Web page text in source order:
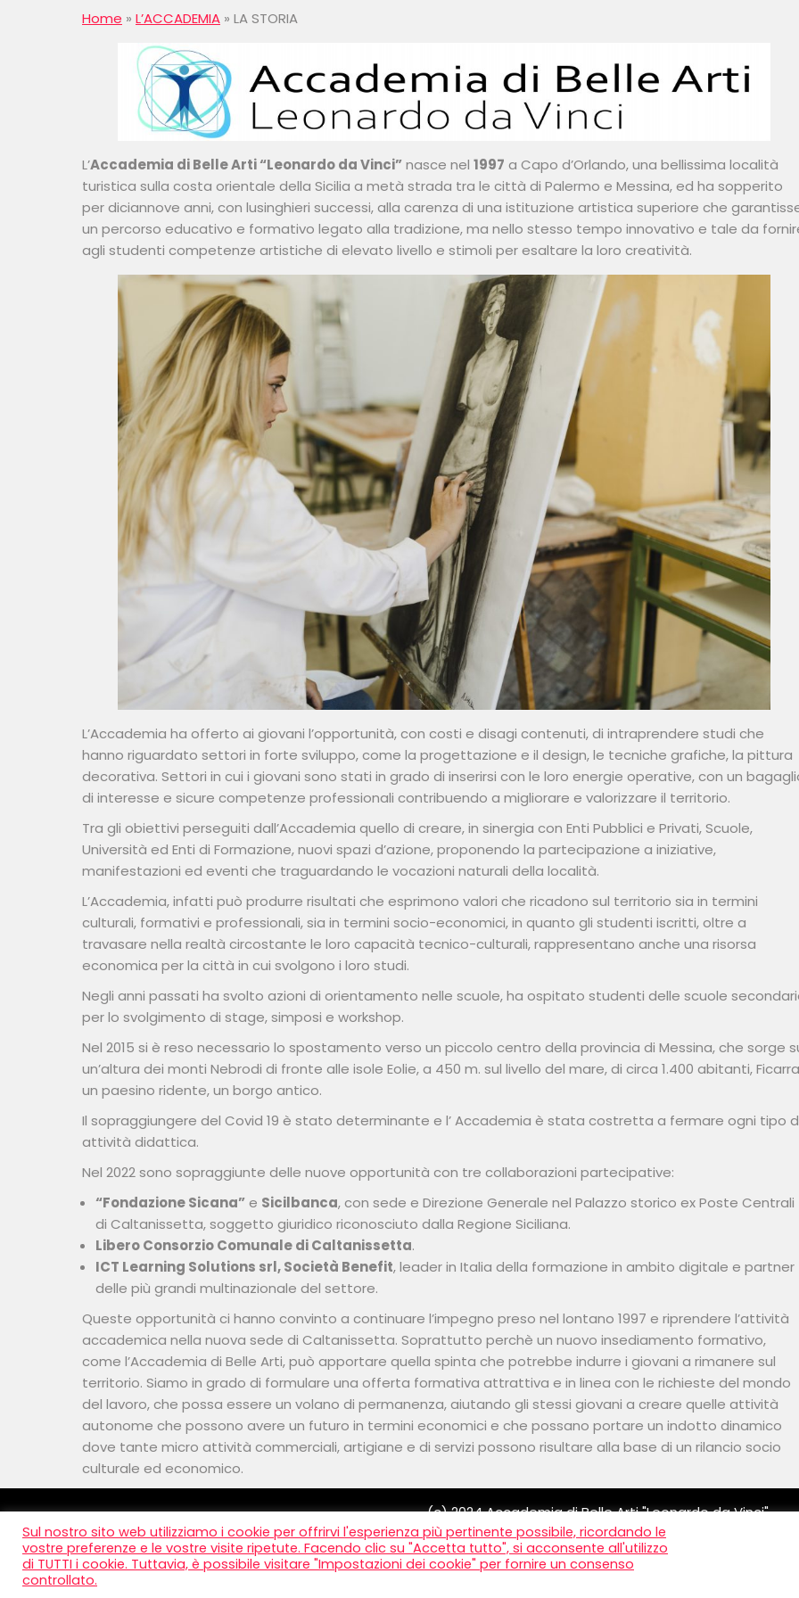
Home » L’ACCADEMIA » LA STORIA
L’Accademia di Belle Arti “Leonardo da Vinci”nasce nel 1997 a Capo d’Orlando, una bellissima località
turistica sulla costa orientale della Sicilia a metà strada tra le città di Palermo e Messina, ed ha sopperito
per diciannove anni, con lusinghieri successi, alla carenza di una istituzione artistica superiore che
un percorso educativo e formativo legato alla tradizione, ma nello stesso tempo innovativo e tale da
agli studenti competenze artistiche di elevato livello e stimoli per esaltare la loro creatività.
L’Accademia ha offerto ai giovani l’opportunità, con costi e disagi contenuti, di intraprendere studi che
hanno riguardato settori in forte sviluppo, come la progettazione e il design, le tecniche grafiche, la pittura
decorativa. Settori in cui i giovani sono stati in grado di inserirsi con le loro energie operative, con un
di interesse e sicure competenze professionali contribuendo a migliorare e valorizzare il territorio.
Tra gli obiettivi perseguiti dall’Accademia quello di creare, in sinergia con Enti Pubblici e Privati, Scuole,
Università ed Enti di Formazione, nuovi spazi d’azione, proponendo la partecipazione a iniziative,
manifestazioni ed eventi che traguardando le vocazioni naturali della località.
L’Accademia, infatti può produrre risultati che esprimono valori che ricadono sul territorio sia in termini
culturali, formativi e professionali, sia in termini socio-economici, in quanto gli studenti iscritti, oltre a
travasare nella realtà circostante le loro capacità tecnico-culturali, rappresentano anche una risorsa
economica per la città in cui svolgono i loro studi.
Negli anni passati ha svolto azioni di orientamento nelle scuole, ha ospitato studenti delle scuole
per lo svolgimento di stage, simposi e workshop.
Nel 2015 si è reso necessario lo spostamento verso un piccolo centro della provincia di Messina, che sorge
un’altura dei monti Nebrodi di fronte alle isole Eolie, a 450 m. sul livello del mare, di circa 1.400 abitanti,
un paesino ridente, un borgo antico.
Il sopraggiungere del Covid 19 è stato determinante e l’ Accademia è stata costretta a fermare ogni tipo
attività didattica.
Nel 2022 sono sopraggiunte delle nuove opportunità con tre collaborazioni partecipative:
“Fondazione Sicana”e Sicilbanca, con sede e Direzione Generale nel Palazzo storico ex Poste Centrali
di Caltanissetta, soggetto giuridico riconosciuto dalla Regione Siciliana.
Libero Consorzio Comunale di Caltanissetta.
ICT Learning Solutions srl, Società Benefit, leader in Italia della formazione in ambito digitale e partner
delle più grandi multinazionale del settore.
Queste opportunità ci hanno convinto a continuare l’impegno preso nel lontano 1997 e riprendere l’attività
accademica nella nuova sede di Caltanissetta. Soprattutto perchè un nuovo insediamento formativo,
come l’Accademia di Belle Arti, può apportare quella spinta che potrebbe indurre i giovani a rimanere sul
territorio. Siamo in grado di formulare una offerta formativa attrattiva e in linea con le richieste del mondo
del lavoro, che possa essere un volano di permanenza, aiutando gli stessi giovani a creare quelle attività
autonome che possono avere un futuro in termini economici e che possano portare un indotto dinamico
dove tante micro attività commerciali, artigiane e di servizi possono risultare alla base di un rilancio socio
culturale ed economico.
Sul nostro sito web utilizziamo i cookie per offrirvi l'esperienza più pertinente possibile, ricordando le
vostre preferenze e le vostre visite ripetute. Facendo clic su "Accetta tutto", si acconsente all'utilizzo
di TUTTI i cookie. Tuttavia, è possibile visitare "Impostazioni dei cookie" per fornire un consenso
controllato.